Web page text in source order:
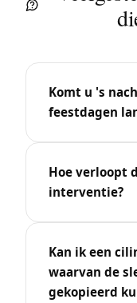
Komt u 's
feestdagen
Hoe verloopt
interventie?
Kan ik een
waarvan de
gekopieerd